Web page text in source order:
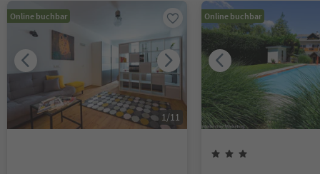
Online buchbar
1/11
Online buchbar